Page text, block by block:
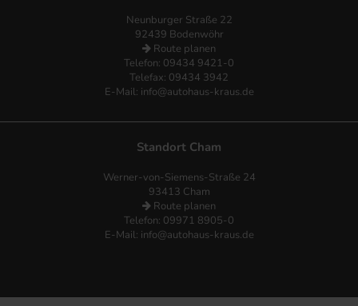
Neunburger Straße 22
92439 Bodenwöhr
Route planen
Telefon: 09434 9421-0
Telefax: 09434 3942
E-Mail: info@autohaus-kraus.de
Standort Cham
Werner-von-Siemens-Straße 24
93413 Cham
Route planen
Telefon: 09971 8905-0
E-Mail: info@autohaus-kraus.de